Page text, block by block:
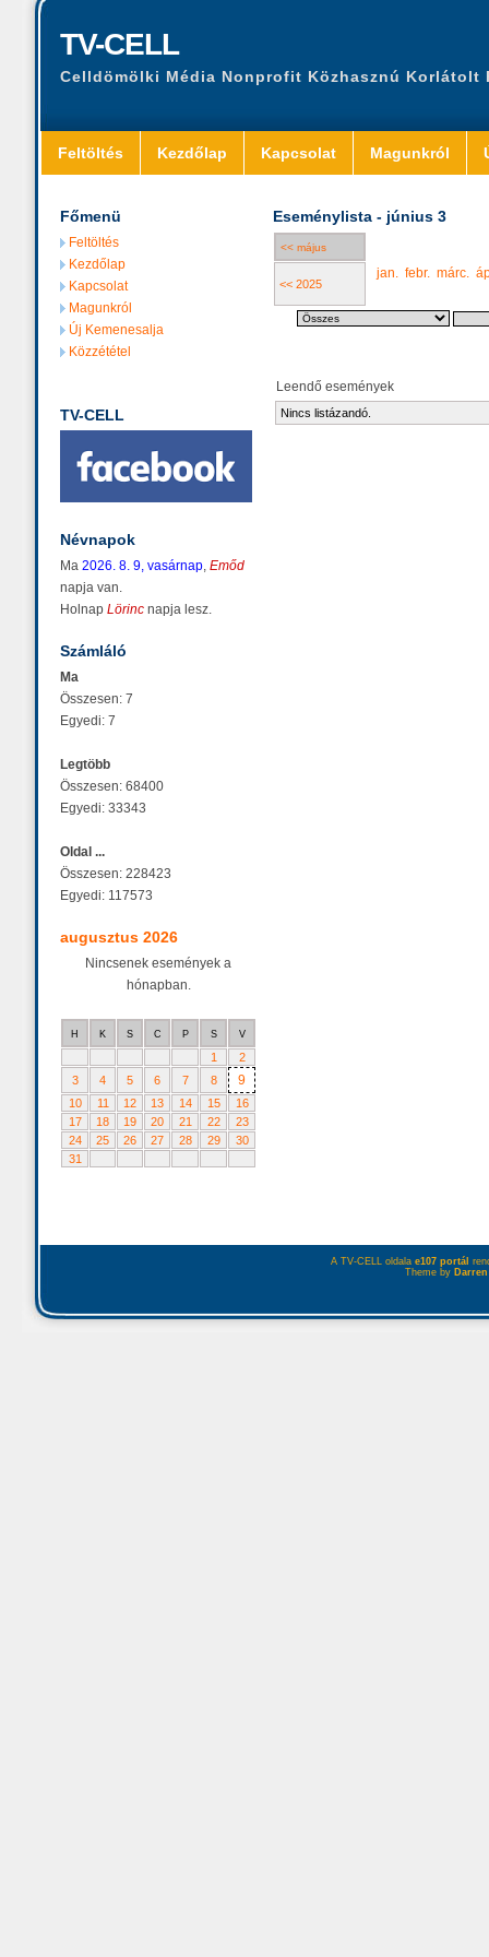
TV-CELL
Celldömölki Média Nonprofit Közhasznú Korlátolt
Feltöltés Kezdőlap Kapcsolat Magunkról
Főmenü
Feltöltés
Kezdőlap
Kapcsolat
Magunkról
Új Kemenesalja
Közzététel
TV-CELL
Névnapok
Ma 2026. 8. 9, vasárnap, Emőd
napja van.
Holnap Lörinc napja lesz.
Számláló
Ma
Összesen: 7
Egyedi: 7
Legtöbb
Összesen: 68400
Egyedi: 33343
Oldal ...
Összesen: 228423
Egyedi: 117573
augusztus 2026
Nincsenek események a
hónapban.
H K S C P S V
1
2
3
4 5 6 7 8 9
10 11 12 13 14 15
16
17
18 19 20 21 22
23
24
25 26 27 28 29
30
31
Eseménylista - június 3
<< május
<< 2025
jan. febr. márc.
Leendő események
Nincs listázandó.
A TV-CELL oldala e107 portál
Theme by